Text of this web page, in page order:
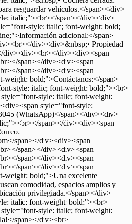
resguardar vehículos.</span></div>
italic;"><br></span></div><div>
style: italic; font-weight: bold;
adicional:</span>
div><div>&nbsp;• Propiedad
div><div><br></div><div><span
span></div><div><span
span></div><div><span
weight: bold;">Contáctanos:</span>
style: italic; font-weight: bold;"><br>
style: italic; font-weight:
style="font-style:
(WhatsApp)</span></div><div>
span></div><div><span
span></div><div><span
span></div><div><span
span></div><div><span
span></div><div><span
weight: bold;">Una excelente
comodidad, espacios amplios y
privilegiada.</span></div>
italic; font-weight: bold;"><br>
style: italic; font-weight:
span></div><br>